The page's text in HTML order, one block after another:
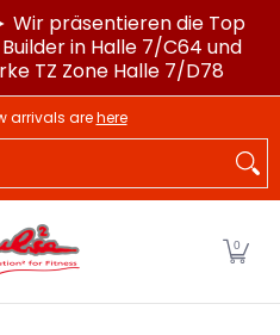
Wir präsentieren die Top
in Halle 7/C64 und
TZ Zone Halle 7/D78
IMPULSE®
arrivals arehere
0